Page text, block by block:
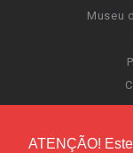
ATENÇÃO!
Museu